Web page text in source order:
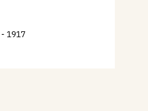
- 1917